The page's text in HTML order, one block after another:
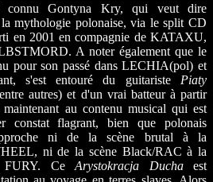
connu Gontyna Kry, qui veut dire
mythologie polonaise, via le split CD
en 2001 en compagnie de KATAXU,
A noter également que le
pour son passé dans LECHIA(pol) et
s'est entouré du guitariste Piaty
autres) et d'un vrai batteur à partir
maintenant au contenu musical qui est
constat flagrant, bien que polonais
ni de la scène brutal à la
ni de la scène Black/RAC à la
FURY. CeArystokracja Duchaest